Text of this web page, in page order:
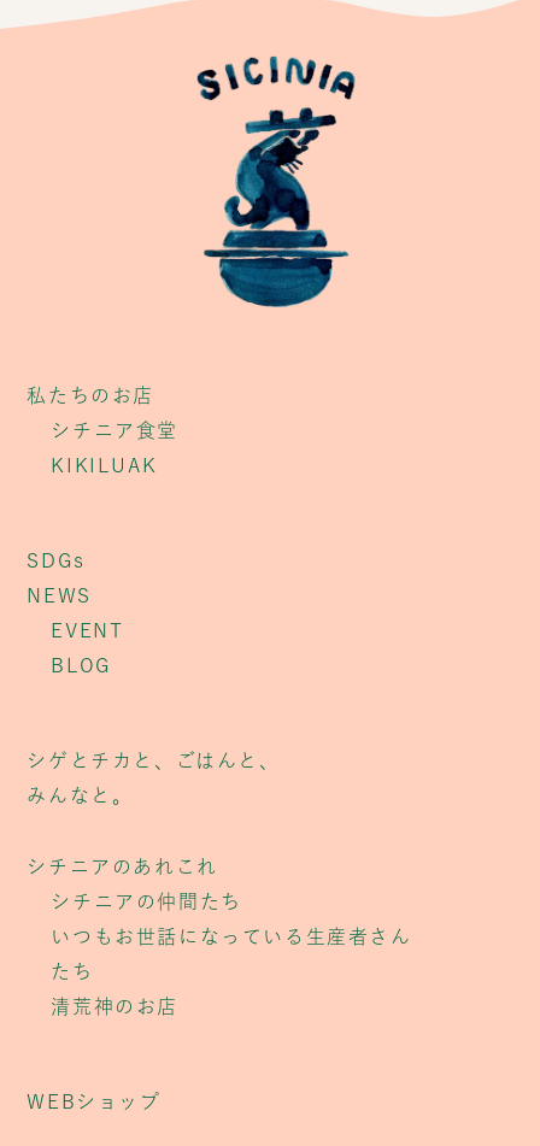
私たちのお店
シチニア食堂
KIKILUAK
SDGs
NEWS
EVENT
BLOG
シゲとチカと、ごはんと、
みんなと。
シチニアのあれこれ
シチニアの仲間たち
いつもお世話になっている生産者さん
たち
清荒神のお店
WEBショップ